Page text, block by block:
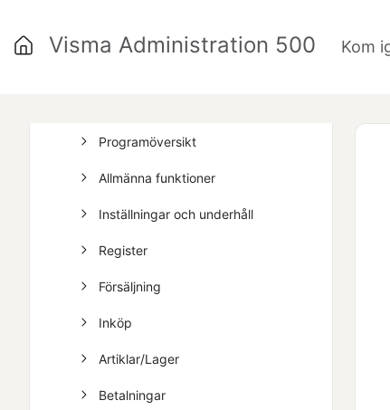
Kom
Visma Administration 500
Programöversikt
Allmänna funktioner
Inställningar och underhåll
Register
Försäljning
Inköp
Artiklar/Lager
Betalningar